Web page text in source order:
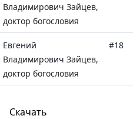
Владимирович Зайцев,
доктор богословия
Евгений
Владимирович Зайцев,
доктор богословия
#18
Владимирович Зайцев,
Скачать